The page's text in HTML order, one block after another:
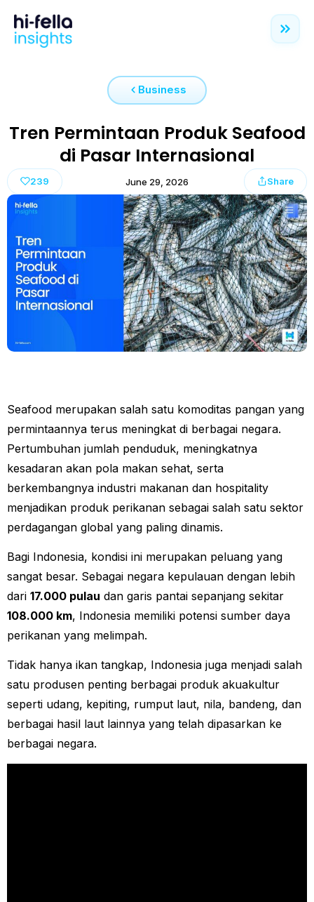
Business
Tren Permintaan Produk Seafood
di Pasar Internasional
239 June 29, 2026 Share
Seafood merupakan salah satu komoditas pangan yang
permintaannya terus meningkat di berbagai negara.
Pertumbuhan jumlah penduduk, meningkatnya
kesadaran akan pola makan sehat, serta
berkembangnya industri makanan dan hospitality
menjadikan produk perikanan sebagai salah satu sektor
perdagangan global yang paling dinamis.
Bagi Indonesia, kondisi ini merupakan peluang yang
sangat besar. Sebagai negara kepulauan dengan lebih
dari 17.000 pulau dan garis pantai sepanjang sekitar
108.000 km, Indonesia memiliki potensi sumber daya
perikanan yang melimpah.
Tidak hanya ikan tangkap, Indonesia juga menjadi salah
satu produsen penting berbagai produk akuakultur
seperti udang, kepiting, rumput laut, nila, bandeng, dan
berbagai hasil laut lainnya yang telah dipasarkan ke
berbagai negara.